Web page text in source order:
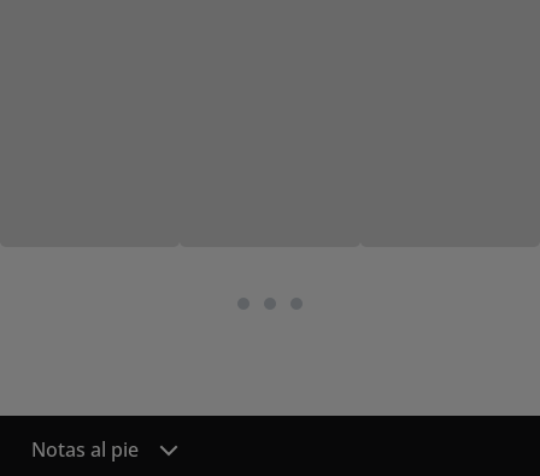
Notas al pie